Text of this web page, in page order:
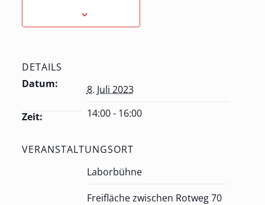
DETAILS
Datum:
8. Juli 2023
Zeit: 14:00 - 16:00
VERANSTALTUNGSORT
Laborbühne
Freifläche zwischen Rotweg 70